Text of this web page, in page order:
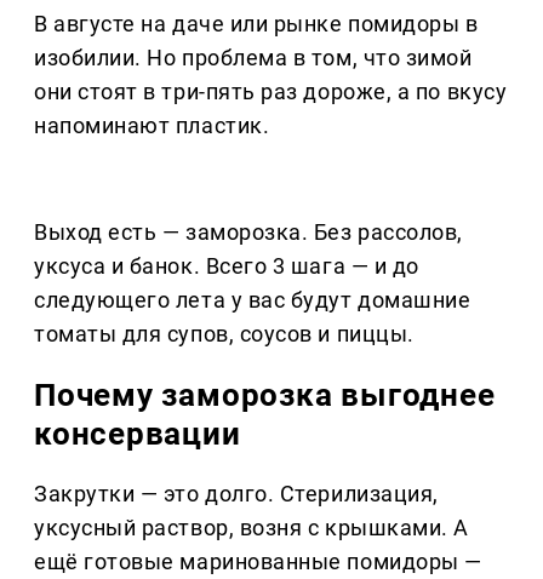
В августе на даче или рынке помидоры в
изобилии. Но проблема в том, что зимой
они стоят в три-пять раз дороже, а по вкусу
напоминают пластик.
Выход есть — заморозка. Без рассолов,
уксуса и банок. Всего 3 шага — и до
следующего лета у вас будут домашние
томаты для супов, соусов и пиццы.
Почему заморозка выгоднее
консервации
Закрутки — это долго. Стерилизация,
уксусный раствор, возня с крышками. А
ещё готовые маринованные помидоры —